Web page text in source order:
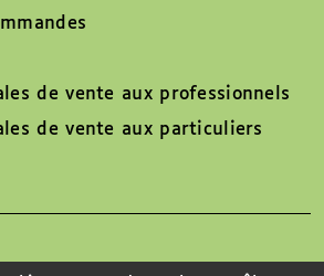
de vente aux professionnels
de vente aux particuliers